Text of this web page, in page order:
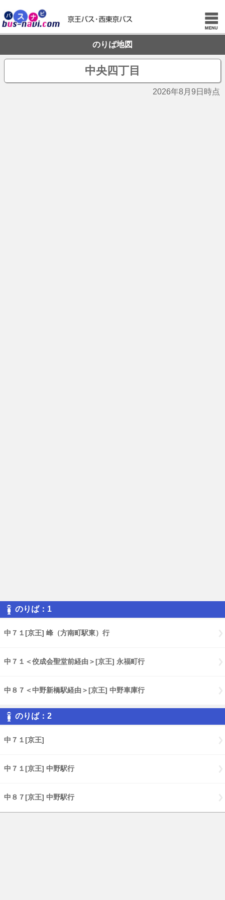
のりば地図
中央四丁目
2026年8月9日時点
のりば：1
中７１[京王] 峰（方南町駅東）行
中７１＜佼成会聖堂前経由＞[京王] 永福町行
中８７＜中野新橋駅経由＞[京王] 中野車庫行
のりば：2
中７１[京王]
中７１[京王] 中野駅行
中８７[京王] 中野駅行